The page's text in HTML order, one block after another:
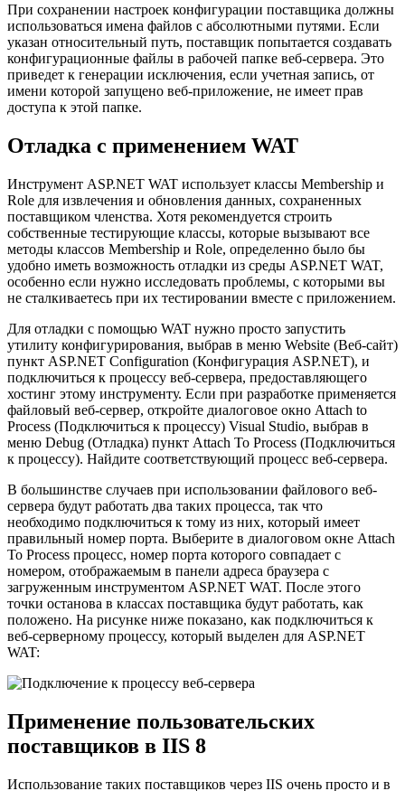
При сохранении настроек конфигурации поставщика должны
использоваться имена файлов с абсолютными путями. Если
указан относительный путь, поставщик попытается создавать
конфигурационные файлы в рабочей папке веб-сервера. Это
приведет к генерации исключения, если учетная запись, от
имени которой запущено веб-приложение, не имеет прав
доступа к этой папке.
Отладка с применением WAT
Инструмент ASP.NET WAT использует классы Membership и
Role для извлечения и обновления данных, сохраненных
поставщиком членства. Хотя рекомендуется строить
собственные тестирующие классы, которые вызывают все
методы классов Membership и Role, определенно было бы
удобно иметь возможность отладки из среды ASP.NET WAT,
особенно если нужно исследовать проблемы, с которыми вы
не сталкиваетесь при их тестировании вместе с приложением.
Для отладки с помощью WAT нужно просто запустить
утилиту конфигурирования, выбрав в меню Website (Веб-сайт)
пункт ASP.NET Configuration (Конфигурация ASP.NET), и
подключиться к процессу веб-сервера, предоставляющего
хостинг этому инструменту. Если при разработке применяется
файловый веб-сервер, откройте диалоговое окно Attach to
Process (Подключиться к процессу) Visual Studio, выбрав в
меню Debug (Отладка) пункт Attach То Process (Подключиться
к процессу). Найдите соответствующий процесс веб-сервера.
В большинстве случаев при использовании файлового веб-
сервера будут работать два таких процесса, так что
необходимо подключиться к тому из них, который имеет
правильный номер порта. Выберите в диалоговом окне Attach
То Process процесс, номер порта которого совпадает с
номером, отображаемым в панели адреса браузера с
загруженным инструментом ASP.NET WAT. После этого
точки останова в классах поставщика будут работать, как
положено. На рисунке ниже показано, как подключиться к
веб-серверному процессу, который выделен для ASP.NET
WAT:
Применение пользовательских
поставщиков в IIS 8
Использование таких поставщиков через IIS очень просто и в